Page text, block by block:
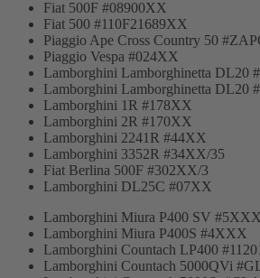
Fiat 500F #08900XX
Fiat 500 #110F21689XX
Piaggio Ape Cross Country 50
Piaggio Vespa #024XX
Lamborghini Lamborghinetta DL20
Lamborghini Lamborghinetta DL20
Lamborghini 1R #178XX
Lamborghini 2R #170XX
Lamborghini 2241R #44XX
Lamborghini 3352R #34XX/35
Fiat Berlina 500F #302XX/3
Lamborghini DL25C #07XX
Lamborghini Miura P400 SV #5XXX
Lamborghini Miura P400S #4XXX
Lamborghini Countach LP400
Lamborghini Countach 5000QVi